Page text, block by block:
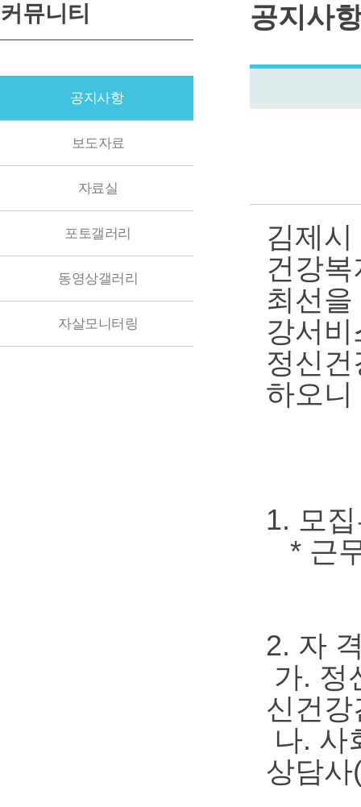
커뮤니티
공지사항
보도자료
자료실
포토갤러리
동영상갤러리
자살모니터링
공지사
김제
건강
최선
강서
정신
하오
1. 모
* 근
2. 자
가. 정
신건
나. 사
상담